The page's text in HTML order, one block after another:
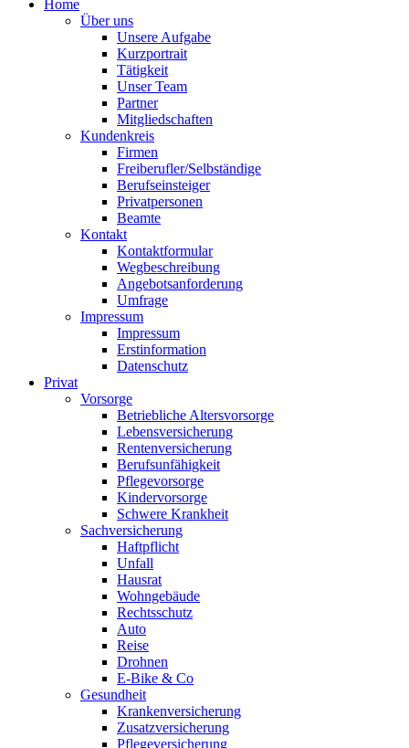
Home
Über uns
Unsere Aufgabe
Kurzportrait
Tätigkeit
Unser Team
Partner
Mitgliedschaften
Kundenkreis
Firmen
Freiberufler/Selbständige
Berufseinsteiger
Privatpersonen
Beamte
Kontakt
Kontaktformular
Wegbeschreibung
Angebotsanforderung
Umfrage
Impressum
Impressum
Erstinformation
Datenschutz
Privat
Vorsorge
Betriebliche Altersvorsorge
Lebensversicherung
Rentenversicherung
Berufsunfähigkeit
Pflegevorsorge
Kindervorsorge
Schwere Krankheit
Sachversicherung
Haftpflicht
Unfall
Hausrat
Wohngebäude
Rechtsschutz
Auto
Reise
Drohnen
E-Bike & Co
Gesundheit
Krankenversicherung
Zusatzversicherung
Pflegeversicherung